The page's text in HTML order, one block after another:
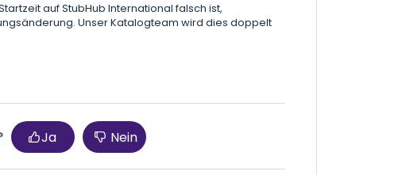
auf StubHub International falsch ist,
Unser Katalogteam wird dies doppelt
Ja Nein